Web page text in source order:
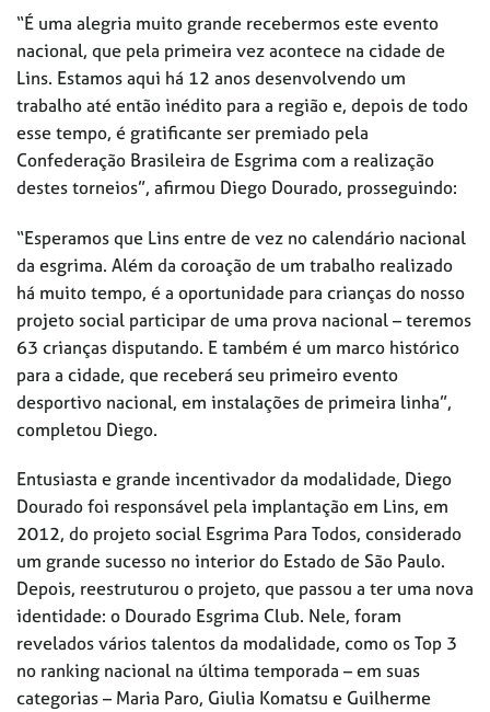
“É uma alegria muito grande recebermos este evento
nacional, que pela primeira vez acontece na cidade de
Lins. Estamos aqui há 12 anos desenvolvendo um
trabalho até então inédito para a região e, depois de todo
esse tempo, é gratificante ser premiado pela
Confederação Brasileira de Esgrima com a realização
destes torneios”, afirmou Diego Dourado, prosseguindo:
“Esperamos que Lins entre de vez no calendário nacional
da esgrima. Além da coroação de um trabalho realizado
há muito tempo, é a oportunidade para crianças do nosso
projeto social participar de uma prova nacional – teremos
63 crianças disputando. E também é um marco histórico
para a cidade, que receberá seu primeiro evento
desportivo nacional, em instalações de primeira linha”,
completou Diego.
Entusiasta e grande incentivador da modalidade, Diego
Dourado foi responsável pela implantação em Lins, em
2012, do projeto social Esgrima Para Todos, considerado
um grande sucesso no interior do Estado de São Paulo.
Depois, reestruturou o projeto, que passou a ter uma nova
identidade: o Dourado Esgrima Club. Nele, foram
revelados vários talentos da modalidade, como os Top 3
no ranking nacional na última temporada – em suas
categorias – Maria Paro, Giulia Komatsu e Guilherme